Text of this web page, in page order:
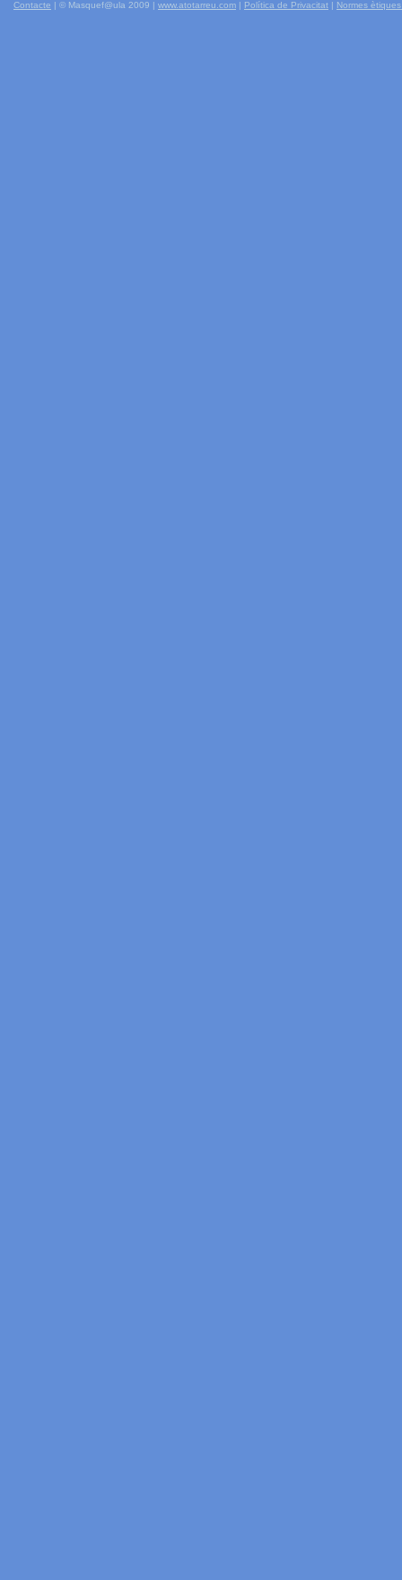
Contacte | © Masquef@ula 2009 | www.atotarreu.com | Política de Privacitat | Normes